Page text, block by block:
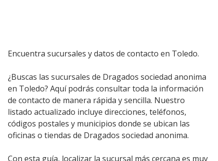
Encuentra sucursales y datos de contacto en Toledo.
¿Buscas las sucursales de Dragados sociedad anonima
en Toledo? Aquí podrás consultar toda la información
de contacto de manera rápida y sencilla. Nuestro
listado actualizado incluye direcciones, teléfonos,
códigos postales y municipios donde se ubican las
oficinas o tiendas de Dragados sociedad anonima.
Con esta guía, localizar la sucursal más cercana es muy